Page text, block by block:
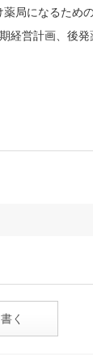
薬局になるため
経営計画、後
く